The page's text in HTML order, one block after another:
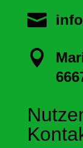

